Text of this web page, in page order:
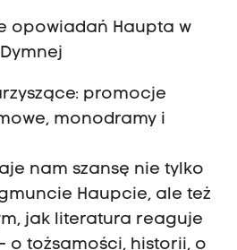
opowiadań Haupta w
promocje
monodramy i
nam szansę nie tylko
Haupcie, ale też
jak literatura reaguje
o tożsamości, historii, o